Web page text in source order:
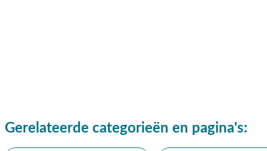
Gerelateerde categorieën en pagina's: